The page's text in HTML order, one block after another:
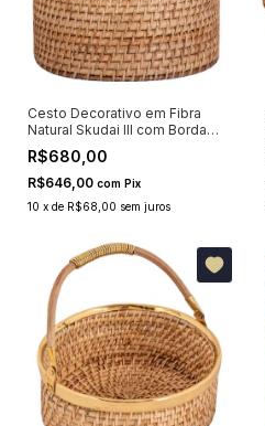
Cesto Decorativo em Fibra
Natural Skudai III com Borda
Dourada 24x27x27cm
R$680,00
R$646,00 com Pix
10 x de R$68,00 sem juros